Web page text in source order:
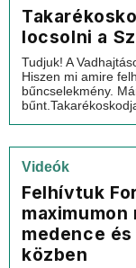
locsolni a
Tudjuk! A
Hiszen mi amire
bűncselekmény.
Videók
Felhívtuk
maximumon
medence
közben